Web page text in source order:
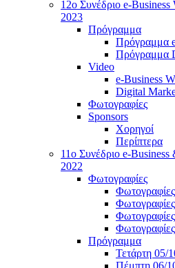
12o Συνέδριο e-
2023
Πρόγραμμα
Πρόγραμμα
Πρόγραμμα
Video
e-Business
Digital
Φωτογραφίες
Sponsors
Χορηγοί
Περίπτερα
11ο Συνέδριο e-
2022
Φωτογραφίες
Πρόγραμμα
Τετάρτη 05/
Πέμπτη 06/